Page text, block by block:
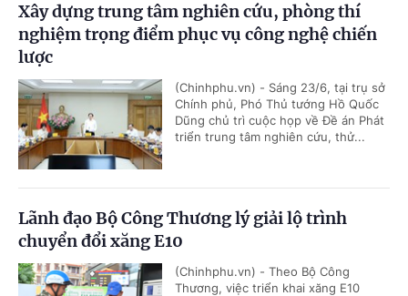
Xây dựng trung tâm nghiên cứu, phòng thí
nghiệm trọng điểm phục vụ công nghệ chiến
lược
(Chinhphu.vn) - Sáng 23/6, tại trụ sở
Chính phủ, Phó Thủ tướng Hồ Quốc
Dũng chủ trì cuộc họp về Đề án Phát
triển trung tâm nghiên cứu, thử...
Lãnh đạo Bộ Công Thương lý giải lộ trình
chuyển đổi xăng E10
(Chinhphu.vn) - Theo Bộ Công
Thương, việc triển khai xăng E10